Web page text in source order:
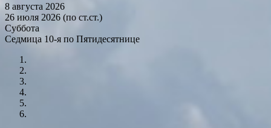
8 августа 2026
26 июля 2026 (по ст.ст.)
Суббота
Седмица 10-я по Пятидесятнице